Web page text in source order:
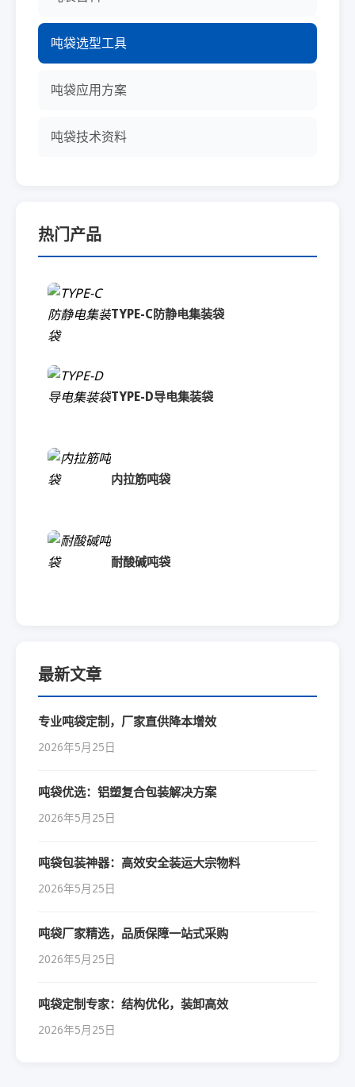
吨袋选型工具
吨袋应用方案
吨袋技术资料
热门产品
TYPE-C防静电集装袋
TYPE-D导电集装袋
内拉筋吨袋
耐酸碱吨袋
最新文章
专业吨袋定制，厂家直供降本增效
2026年5月25日
吨袋优选：铝塑复合包装解决方案
2026年5月25日
吨袋包装神器：高效安全装运大宗物料
2026年5月25日
吨袋厂家精选，品质保障一站式采购
2026年5月25日
吨袋定制专家：结构优化，装卸高效
2026年5月25日